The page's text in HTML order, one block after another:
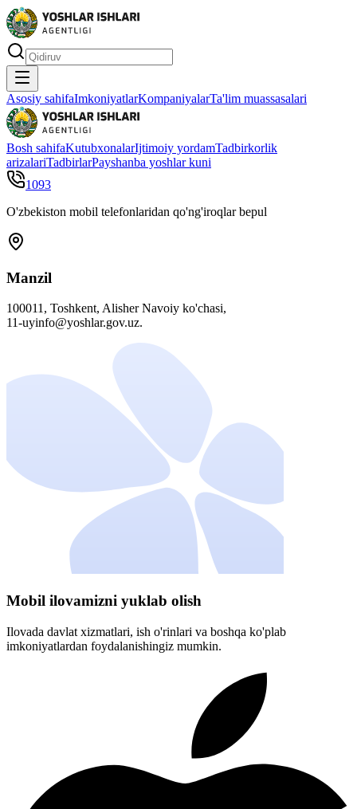
Asosiy sahifaImkoniyatlarKompaniyalarTa'lim muassasalari
Bosh sahifaKutubxonalarIjtimoiy yordamTadbirkorlik
arizalariTadbirlarPayshanba yoshlar kuni
1093
O'zbekiston mobil telefonlaridan qo'ng'iroqlar bepul
Manzil
100011, Toshkent, Alisher Navoiy ko'chasi,
11-uyinfo@yoshlar.gov.uz.
Mobil ilovamizni yuklab olish
Ilovada davlat xizmatlari, ish o'rinlari va boshqa ko'plab
imkoniyatlardan foydalanishingiz mumkin.